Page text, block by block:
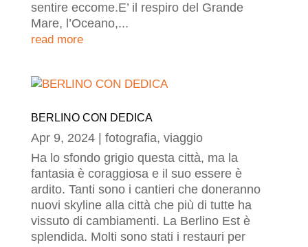
sentire eccome.E’ il respiro del Grande
Mare, l’Oceano,...
read more
BERLINO CON DEDICA
Apr 9, 2024| fotografia, viaggio
Ha lo sfondo grigio questa città, ma la
fantasia è coraggiosa e il suo essere è
ardito. Tanti sono i cantieri che doneranno
nuovi skyline alla città che più di tutte ha
vissuto di cambiamenti. La Berlino Est è
splendida. Molti sono stati i restauri per